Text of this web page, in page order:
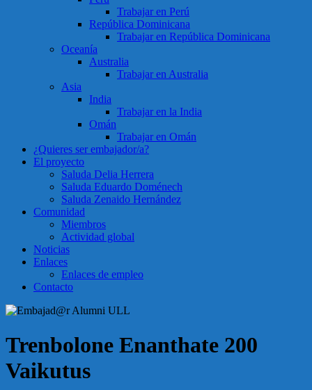
Trabajar en Perú
República Dominicana
Trabajar en República Dominicana
Oceanía
Australia
Trabajar en Australia
Asia
India
Trabajar en la India
Omán
Trabajar en Omán
¿Quieres ser embajador/a?
El proyecto
Saluda Delia Herrera
Saluda Eduardo Doménech
Saluda Zenaido Hernández
Comunidad
Miembros
Actividad global
Noticias
Enlaces
Enlaces de empleo
Contacto
Trenbolone Enanthate 200
Vaikutus